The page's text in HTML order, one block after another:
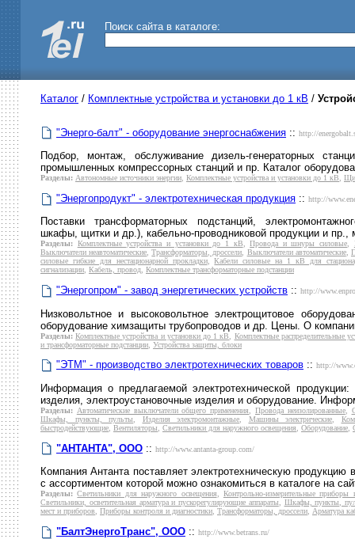
Поиск сайта в каталоге:
Каталог / Комплектные устройства и установки до 1 кВ /
"Энерго-балт" - оборудование энергоснабжения :: http://
Подбор, монтаж, обслуживание дизель-генераторных
промышленных компрессорных станций и пр. Каталог
Разделы: Автономные источники энергии, Комплектные устройства и установки до 1 кВ,
"Энергопродукт" - электротехническая продукция :: http://
Поставки трансформаторных подстанций,
шкафы, щитки и др.), кабельно-проводниковой продукции и пр.,
Разделы: Комплектные устройства и установки до 1 кВ,Провода и шнуры силовые,
Выключатели неавтоматические,Трансформаторы, дроссели, Выключатели автоматические,
силовые гибкие для нестационарной прокладки,Кабели силовые на 1 кВ для
сигнализации, Кабель, провод, Комплектные трансформаторные подстанции
"Энергопром" - завод энергетических устройств :: http://
Низковольтное и высоковольтное электрощитовое
оборудование химзащиты трубопроводов и др. Цены. О
Разделы: Комплектные устройства и установки до 1 кВ
Комплектные распределительные
и трансформаторные подстанции Устройства защиты, блоки
"ЭТМ" - производство электротехнических товаров :: http://
Информация о предлагаемой электротехнической продукции:
изделия, электроустановочные изделия и оборудование.
Разделы: Автоматические выключатели общего применения Провода неизолированные,
Шкафы, пункты, пульты
Изделия электромонтажные Машины электрические
быстродействующие Вентиляторы Светильники для наружного освещения Оборудование
"АНТАНТА", ООО :: http://www.antanta-group.com/
Компания Антанта поставляет электротехническую
с ассортиментом которой можно ознакомиться в каталоге на
Разделы: Светильники для наружного освещения
Контрольно-измерительные приборы
Светильники, осветительная арматура и пускорегулирующие аппараты
Шкафы, пункты,
мест и приборов Приборы контроля и диагностики Трансформаторы, дроссели Арматура
"БалтЭнергоТранс", ООО :: http://www.betrans.ru/